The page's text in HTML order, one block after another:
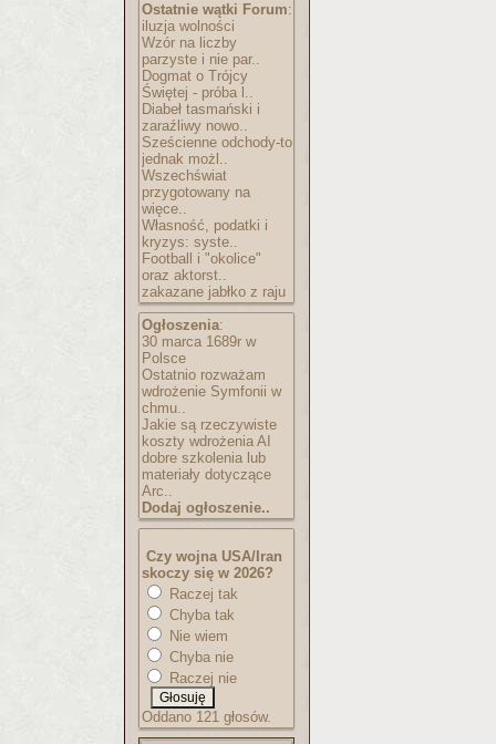
Ostatnie wątki Forum:
iluzja wolności
Wzór na liczby
parzyste i nie par..
Dogmat o Trójcy
Świętej - próba l..
Diabeł tasmański i
zaraźliwy nowo..
Sześcienne odchody-to
jednak możl..
Wszechświat
przygotowany na
więce..
Własność, podatki i
kryzys: syste..
Football i "okolice"
oraz aktorst..
zakazane jabłko z raju
Ogłoszenia:
30 marca 1689r w
Polsce
Ostatnio rozważam
wdrożenie Symfonii w
chmu..
Jakie są rzeczywiste
koszty wdrożenia AI
dobre szkolenia lub
materiały dotyczące
Arc..
Dodaj ogłoszenie..
Czy wojna USA/Iran
skoczy się w 2026?
Raczej tak
Chyba tak
Nie wiem
Chyba nie
Raczej nie
Oddano 121 głosów.